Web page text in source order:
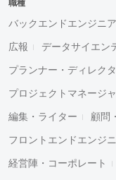
職種
バックエンドエンジニア
広報 データサイエン
プランナー・ディレク
プロジェクトマネージ
編集・ライター 顧問
フロントエンドエンジ
経営陣・コーポレート